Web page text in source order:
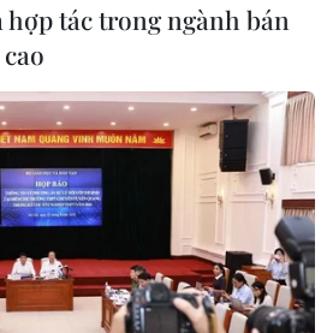
hợp tác trong ngành bán